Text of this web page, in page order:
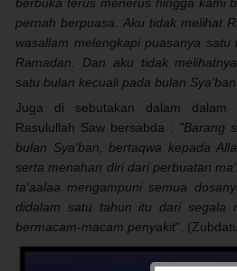
pernah berpuasa. Aku tidak melihat
wasallam melengkapi puasanya
Ramadan. Dan aku tidak
satu bulan kecuali pada bulan
Juga di sebutakan dalam dalam
Rasulullah Saw bersabda : "Barang
bulan Sya'ban, bertaqwa kepada
serta menahan diri dari perbuatan
ta'aalaa mengampuni semua
didalam satu tahun itu dari segala
bermacam-macam penyakit".